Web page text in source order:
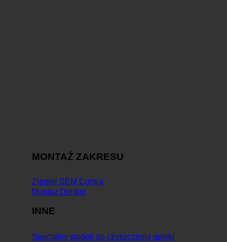
MONTAŻ ZAKRESU
Ziegler SEM Contra
Montaż Dentler
INNE
Specjalny środek do czyszczenia optyki